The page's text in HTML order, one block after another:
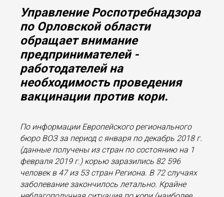
Управление Роспотребнадзора
по Орловской области
обращает внимание
предпринимателей -
работодателей на
необходимость проведения
вакцинации против кори.
По информации Европейского регионального
бюро ВОЗ за период с января по декабрь 2018 г.
(данные получены из стран по состоянию на 1
февраля 2019 г.) корью заразились 82 596
человек в 47 из 53 стран Региона. В 72 случаях
заболевание закончилось летально. Крайне